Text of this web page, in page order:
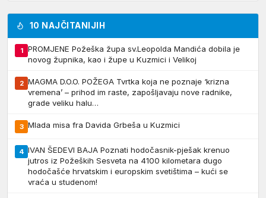
10 NAJČITANIJIH
1
PROMJENE Požeška župa sv.Leopolda Mandića dobila je
novog župnika, kao i župe u Kuzmici i Velikoj
2 MAGMA D.O.O. POŽEGA Tvrtka koja ne poznaje ‘krizna
vremena’ – prihod im raste, zapošljavaju nove radnike,
grade veliku halu…
3 Mlada misa fra Davida Grbeša u Kuzmici
4 IVAN ŠEDEVI BAJA Poznati hodočasnik-pješak krenuo
jutros iz Požeških Sesveta na 4100 kilometara dugo
hodočašće hrvatskim i europskim svetištima – kući se
vraća u studenom!